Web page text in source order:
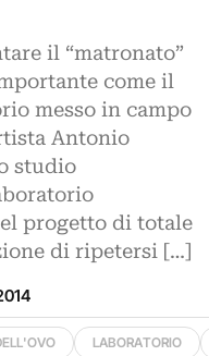
il “matronato”
come il
messo in campo
Antonio
studio
progetto di totale
di ripetersi […]
LABORATORIO